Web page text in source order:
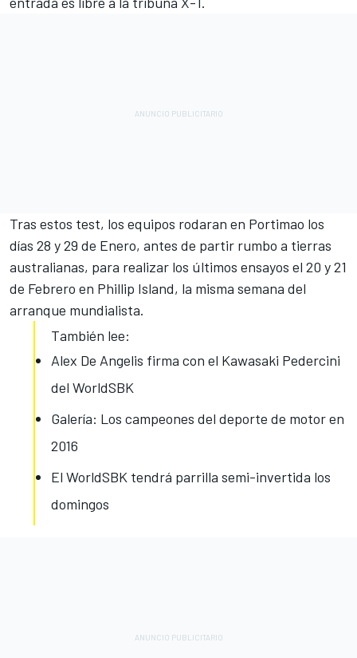
Tras estos test, los equipos rodaran en Portimao los
días 28 y 29 de Enero, antes de partir rumbo a tierras
australianas, para realizar los últimos ensayos el 20 y 21
de Febrero en Phillip Island, la misma semana del
arranque mundialista.
También lee:
Alex De Angelis firma con el Kawasaki Pedercini
del WorldSBK
Galería: Los campeones del deporte de motor en
2016
El WorldSBK tendrá parrilla semi-invertida los
domingos